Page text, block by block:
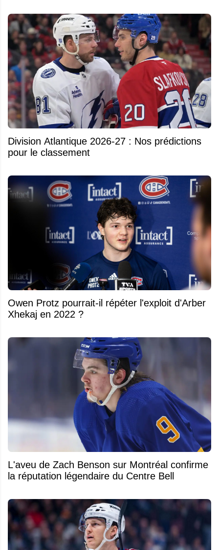
Division Atlantique 2026-27 : Nos prédictions
pour le classement
Owen Protz pourrait-il répéter l'exploit d'Arber
Xhekaj en 2022 ?
L'aveu de Zach Benson sur Montréal confirme
la réputation légendaire du Centre Bell